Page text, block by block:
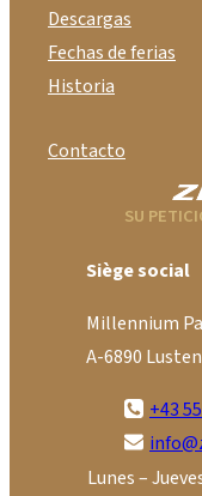
Descargas
Fechas de ferias
Historia
Contacto
SU
Siège social
Millennium
A-6890
+43
Lunes –